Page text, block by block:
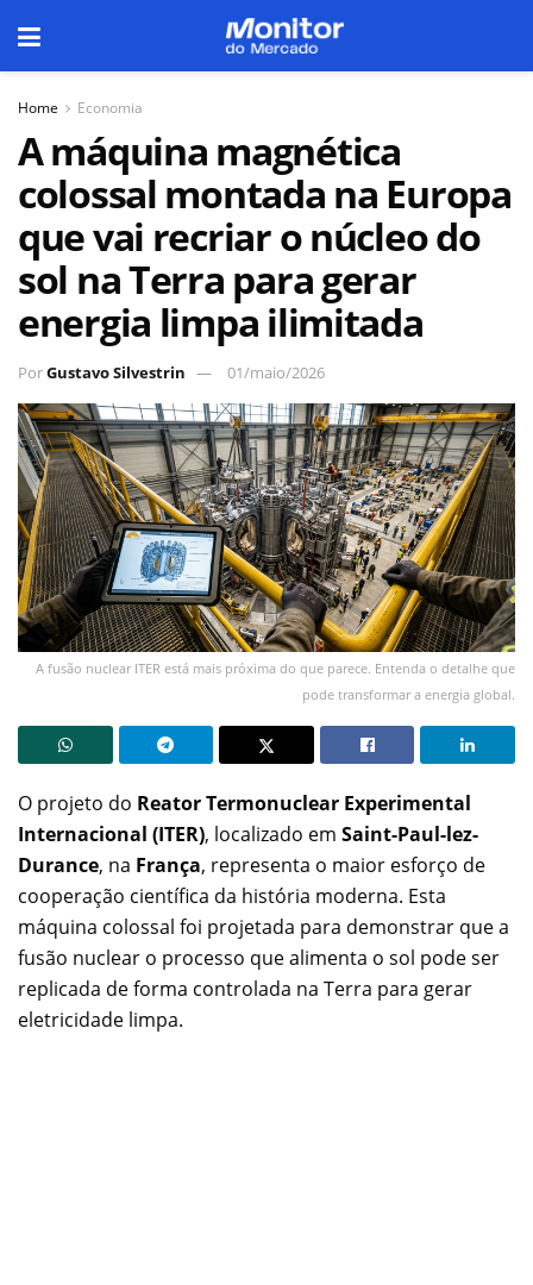
Home Economia
A máquina magnética
colossal montada na Europa
que vai recriar o núcleo do
sol na Terra para gerar
energia limpa ilimitada
PorGustavo Silvestrin 01/maio/2026
A fusão nuclear ITER está mais próxima do que parece. Entenda o detalhe que
pode transformar a energia global.
O projeto do Reator Termonuclear Experimental
Internacional (ITER), localizado em Saint-Paul-lez-
Durance, na França, representa o maior esforço de
cooperação científica da história moderna. Esta
máquina colossal foi projetada para demonstrar que a
fusão nuclear o processo que alimenta o sol pode ser
replicada de forma controlada na Terra para gerar
eletricidade limpa.